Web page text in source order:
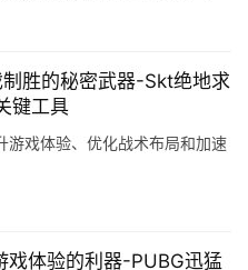
胜的秘密武器-Skt绝地求
键工具
戏体验、优化战术布局和加速
戏体验的利器-PUBG迅猛